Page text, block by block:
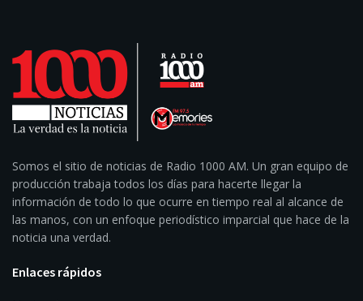
Somos el sitio de noticias de Radio 1000 AM. Un gran equipo de
producción trabaja todos los días para hacerte llegar la
información de todo lo que ocurre en tiempo real al alcance de
las manos, con un enfoque periodístico imparcial que hace de la
noticia una verdad.
Enlaces rápidos